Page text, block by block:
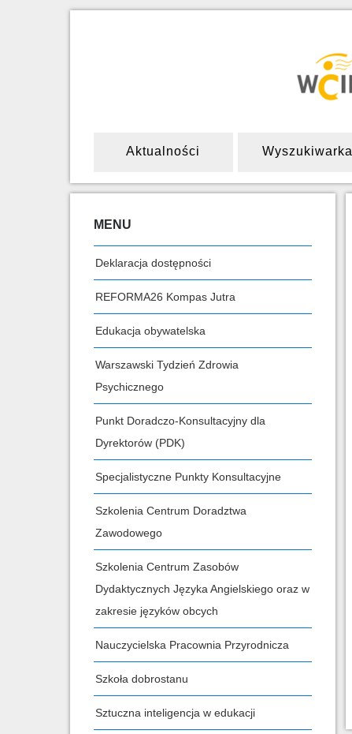
Aktualności Wyszukiwarka
MENU
Deklaracja dostępności
REFORMA26 Kompas Jutra
Edukacja obywatelska
Warszawski Tydzień Zdrowia
Psychicznego
Punkt Doradczo-Konsultacyjny dla
Dyrektorów (PDK)
Specjalistyczne Punkty Konsultacyjne
Szkolenia Centrum Doradztwa
Zawodowego
Szkolenia Centrum Zasobów
Dydaktycznych Języka Angielskiego oraz w
zakresie języków obcych
Nauczycielska Pracownia Przyrodnicza
Szkoła dobrostanu
Sztuczna inteligencja w edukacji